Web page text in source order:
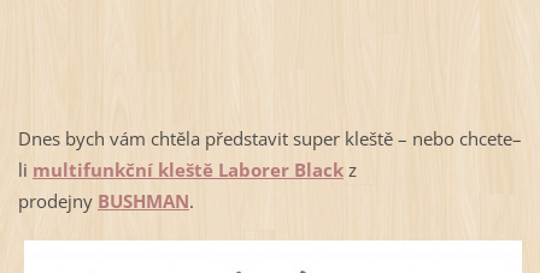
Dnes bych vám chtěla představit super kleště – nebo chcete–
li multifunkční kleště Laborer Blackz
prodejny BUSHMAN.